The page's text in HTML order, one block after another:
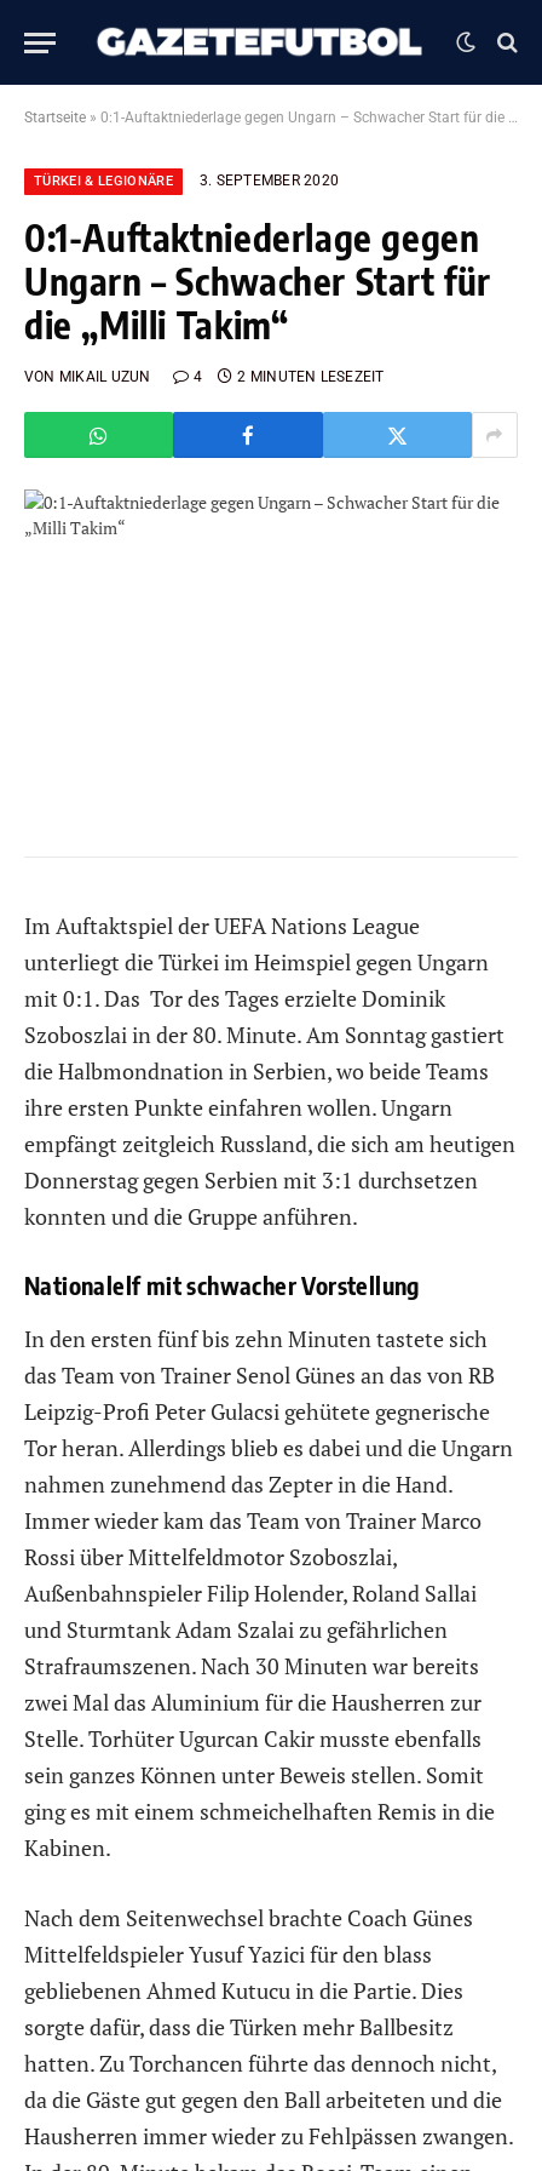
Startseite » 0:1-Auftaktniederlage gegen Ungarn – Schwacher Start für die „Milli Takim“
TÜRKEI & LEGIONÄRE 3. SEPTEMBER 2020
0:1-Auftaktniederlage gegen
Ungarn – Schwacher Start für
die „Milli Takim“
VON MIKAIL UZUN 4 2 MINUTEN LESEZEIT
Im Auftaktspiel der UEFA Nations League
unterliegt die Türkei im Heimspiel gegen Ungarn
mit 0:1. Das Tor des Tages erzielte Dominik
Szoboszlai in der 80. Minute. Am Sonntag gastiert
die Halbmondnation in Serbien, wo beide Teams
ihre ersten Punkte einfahren wollen. Ungarn
empfängt zeitgleich Russland, die sich am heutigen
Donnerstag gegen Serbien mit 3:1 durchsetzen
konnten und die Gruppe anführen.
Nationalelf mit schwacher Vorstellung
In den ersten fünf bis zehn Minuten tastete sich
das Team von Trainer Senol Günes an das von RB
Leipzig-Profi Peter Gulacsi gehütete gegnerische
Tor heran. Allerdings blieb es dabei und die Ungarn
nahmen zunehmend das Zepter in die Hand.
Immer wieder kam das Team von Trainer Marco
Rossi über Mittelfeldmotor Szoboszlai,
Außenbahnspieler Filip Holender, Roland Sallai
und Sturmtank Adam Szalai zu gefährlichen
Strafraumszenen. Nach 30 Minuten war bereits
zwei Mal das Aluminium für die Hausherren zur
Stelle. Torhüter Ugurcan Cakir musste ebenfalls
sein ganzes Können unter Beweis stellen. Somit
ging es mit einem schmeichelhaften Remis in die
Kabinen.
Nach dem Seitenwechsel brachte Coach Günes
Mittelfeldspieler Yusuf Yazici für den blass
gebliebenen Ahmed Kutucu in die Partie. Dies
sorgte dafür, dass die Türken mehr Ballbesitz
hatten. Zu Torchancen führte das dennoch nicht,
da die Gäste gut gegen den Ball arbeiteten und die
Hausherren immer wieder zu Fehlpässen zwangen.